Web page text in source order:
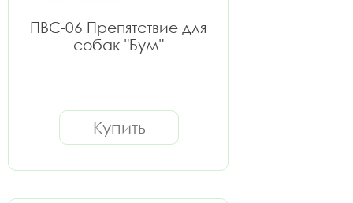
ПВС-06 Препятствие для
собак "Бум"
Купить